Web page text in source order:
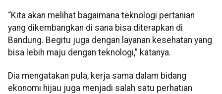
“Kita akan melihat bagaimana teknologi pertanian
yang dikembangkan di sana bisa diterapkan di
Bandung. Begitu juga dengan layanan kesehatan yang
bisa lebih maju dengan teknologi,” katanya.
Dia mengatakan pula, kerja sama dalam bidang
ekonomi hijau juga menjadi salah satu perhatian